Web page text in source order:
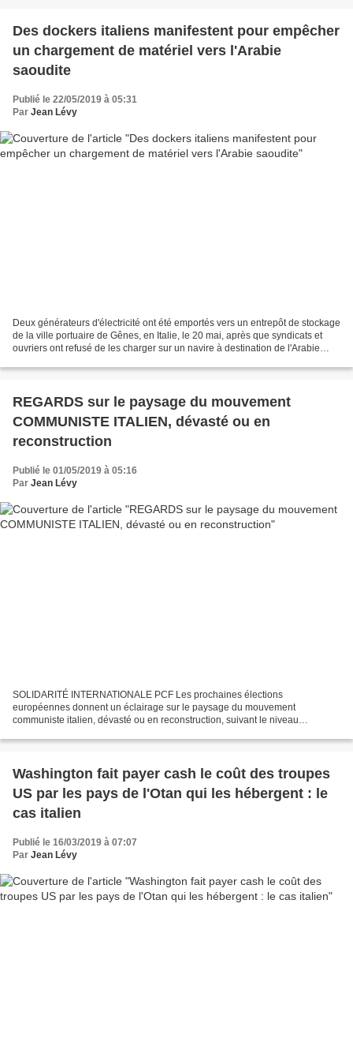
Des dockers italiens manifestent pour empêcher
un chargement de matériel vers l'Arabie
saoudite
Publié le 22/05/2019 à 05:31
Par Jean Lévy
Deux générateurs d'électricité ont été emportés vers un entrepôt de stockage
de la ville portuaire de Gênes, en Italie, le 20 mai, après que syndicats et
ouvriers ont refusé de les charger sur un navire à destination de l'Arabie
REGARDS sur le paysage du mouvement
COMMUNISTE ITALIEN, dévasté ou en
reconstruction
Publié le 01/05/2019 à 05:16
Par Jean Lévy
SOLIDARITÉ INTERNATIONALE PCF Les prochaines élections
européennes donnent un éclairage sur le paysage du mouvement
communiste italien, dévasté ou en reconstruction, suivant le niveau
Washington fait payer cash le coût des troupes
US par les pays de l'Otan qui les hébergent : le
cas italien
Publié le 16/03/2019 à 07:07
Par Jean Lévy